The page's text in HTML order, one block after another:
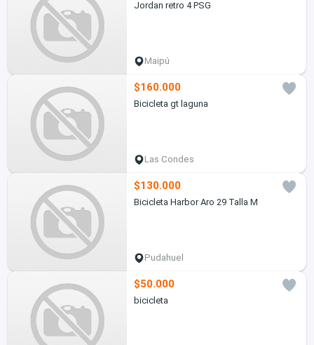
Jordan retro 4 PSG
Maipú
$160.000
Bicicleta gt laguna
Las Condes
$130.000
Bicicleta Harbor Aro 29 Talla M
Pudahuel
$50.000
bicicleta